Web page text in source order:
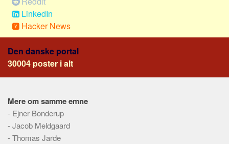
Steder
Kilder
Om
Webstedet
Redigering
Tekstannoncer
Bannere
LinkedIn
Hacker News
Den danske portal
30004 poster i alt
Mere om samme emne
- Ejner Bonderup
-Jacob Meldgaard
-Thomas Jarde